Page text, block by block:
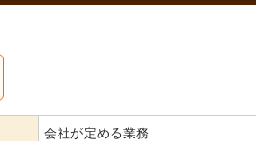
会社が定める業務